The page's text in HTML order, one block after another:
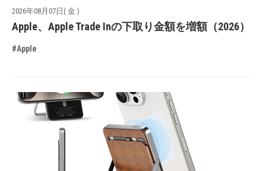
2026年08月07日( 金 )
Apple、Apple Trade Inの下取り金額を増額（2026）
#Apple